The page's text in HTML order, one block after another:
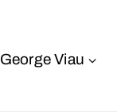
George Viau